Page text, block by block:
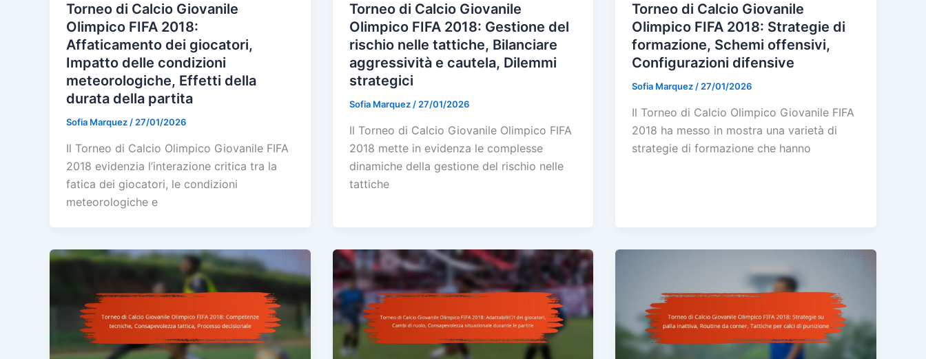
Torneo di Calcio Giovanile
Olimpico FIFA 2018:
Affaticamento dei giocatori,
Impatto delle condizioni
meteorologiche, Effetti della
durata della partita
Sofia Marquez / 27/01/2026
Il Torneo di Calcio Olimpico Giovanile FIFA
2018 evidenzia l’interazione critica tra la
fatica dei giocatori, le condizioni
meteorologiche e
Torneo di Calcio Giovanile
Olimpico FIFA 2018: Gestione del
rischio nelle tattiche, Bilanciare
aggressività e cautela, Dilemmi
strategici
Sofia Marquez / 27/01/2026
Il Torneo di Calcio Giovanile Olimpico FIFA
2018 mette in evidenza le complesse
dinamiche della gestione del rischio nelle
tattiche
Torneo di Calcio Giovanile
Olimpico FIFA 2018: Strategie di
formazione, Schemi offensivi,
Configurazioni difensive
Sofia Marquez / 27/01/2026
Il Torneo di Calcio Olimpico Giovanile FIFA
2018 ha messo in mostra una varietà di
strategie di formazione che hanno